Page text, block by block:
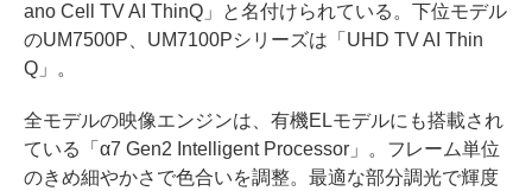
ano Cell TV AI ThinQ」と名付けられている。下位モデル
のUM7500P、UM7100Pシリーズは「UHD TV AI Thin
Q」。
全モデルの映像エンジンは、有機ELモデルにも搭載され
ている「α7 Gen2 Intelligent Processor」。フレーム単位
のきめ細やかさで色合いを調整。最適な部分調光で輝度